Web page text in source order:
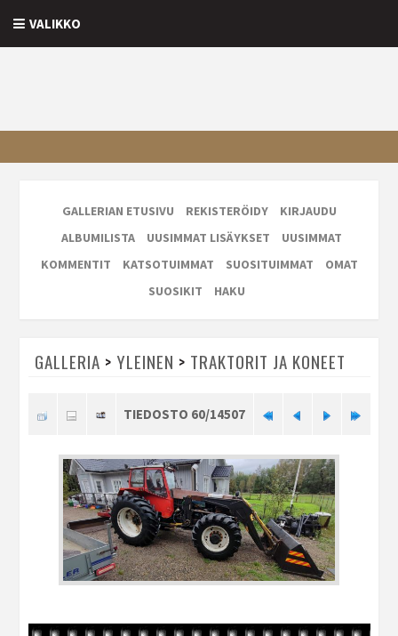
VALIKKO
GALLERIAN ETUSIVU REKISTERÖIDY
KIRJAUDU
ALBUMILISTA
UUSIMMAT LISÄYKSET
UUSIMMAT
KOMMENTIT
KATSOTUIMMAT SUOSITUIMMAT
OMAT
SUOSIKIT
HAKU
GALLERIA > YLEINEN > TRAKTORIT JA KONEET
TIEDOSTO 60/14507